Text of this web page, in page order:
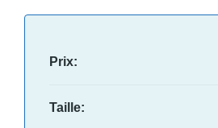
Prix:
Taille: